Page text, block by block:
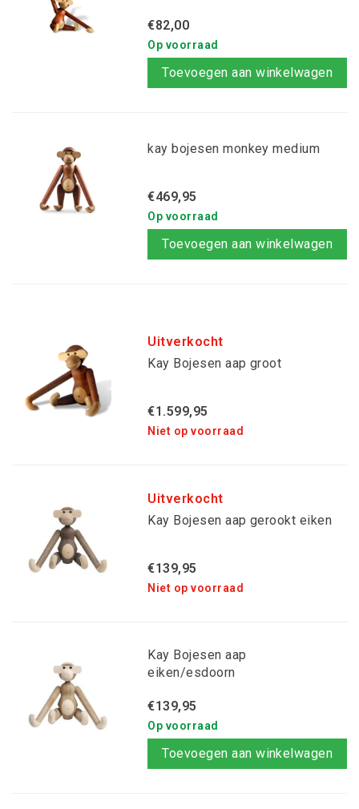
€82,00
Op voorraad
Toevoegen aan winkelwagen
kay bojesen monkey medium
€469,95
Op voorraad
Toevoegen aan winkelwagen
Uitverkocht
Kay Bojesen aap groot
€1.599,95
Niet op voorraad
Uitverkocht
Kay Bojesen aap gerookt eiken
€139,95
Niet op voorraad
Kay Bojesen aap
eiken/esdoorn
€139,95
Op voorraad
Toevoegen aan winkelwagen